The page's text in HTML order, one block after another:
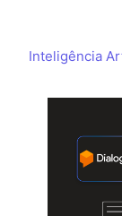
Inteligência